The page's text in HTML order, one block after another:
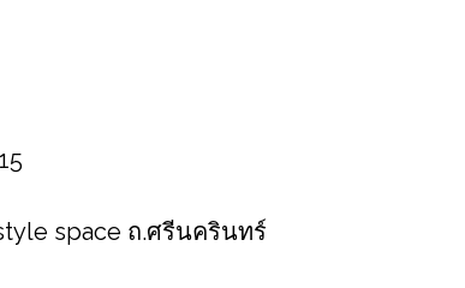
space ถ.ศรีนครินทร์